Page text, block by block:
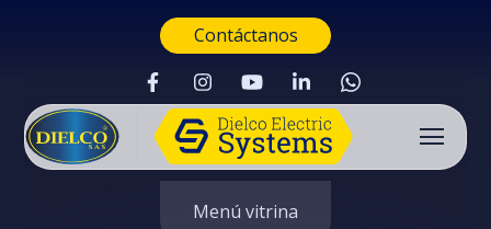
Contáctanos
Menú vitrina